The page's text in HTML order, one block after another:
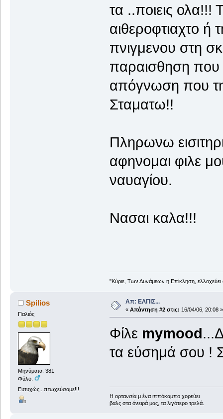
τα ..ποιεις
αιθεροφτιαχτο ή
πνιγμενου στη
παραισθηση που
απόγνωση που
Σταματω!!
Πληρωνω
αφηνομαι φιλε
ναυαγίου.
Νασαι καλα!!!
"Κύριε, Των Δυνάμεων η Επίκληση,
Spilios
Παλιός
Μηνύματα: 381
Φύλο:
Ευτυχώς...πτωχεύσαμε!!!
Απ: ΕΛΠΙΣ...
« Απάντηση #2 στις: 16/04/06, 20:08 »
Φίλε mymood
τα εύσημά σου !
Η ορτανσία μ ένα ιππόκαμπο χορεύει
βαλς στα όνειρά μας, τα λιγότερο τρελά.